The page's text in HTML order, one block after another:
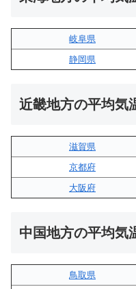
岐阜県
静岡県
近畿地方の平均気
滋賀県
京都府
大阪府
中国地方の平均気
鳥取県